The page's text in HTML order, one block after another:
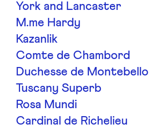
York and Lancaster
M.me Hardy
Kazanlik
Comte de Chambord
Duchesse de Montebello
Tuscany Superb
Rosa Mundi
Cardinal de Richelieu